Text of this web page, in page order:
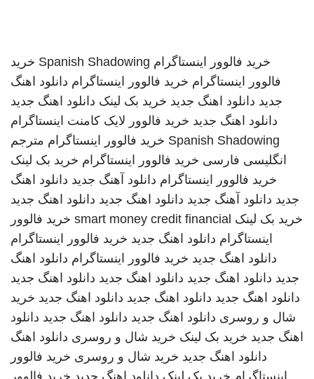
خرید فالوور اینستاگرام Spanish Shadowing خرید
فالوور اینستاگرام خرید فالوور اینستاگرام دانلود اهنگ
جدید دانلود اهنگ جدید خرید بک لینک دانلود اهنگ جدید
دانلود اهنگ جدید خرید فالوور لایک کامنت اینستاگرام
Spanish Shadowing خرید فالوور اینستاگرام مترجم
انگلیسی فارسی خرید فالوور اینستاگرام خرید بک لینک
خرید فالوور اینستاگرام دانلود آهنگ جدید دانلود اهنگ
جدید دانلود آهنگ جدید دانلود اهنگ جدید دانلود اهنگ جدید
خرید بک لینک smart money credit financial خرید فالوور
اینستاگرام دانلود اهنگ جدید خرید فالوور اینستاگرام
دانلود اهنگ جدید خرید فالوور اینستاگرام دانلود اهنگ
جدید دانلود اهنگ جدید دانلود اهنگ جدید دانلود اهنگ جدید
دانلود اهنگ جدید دانلود اهنگ جدید دانلود اهنگ جدید خرید
شال و روسری دانلود اهنگ جدید دانلود اهنگ جدید دانلود
اهنگ جدید خرید بک لینک خرید شال و روسری دانلود اهنگ
دانلود اهنگ جدید خرید شال و روسری خرید فالوور